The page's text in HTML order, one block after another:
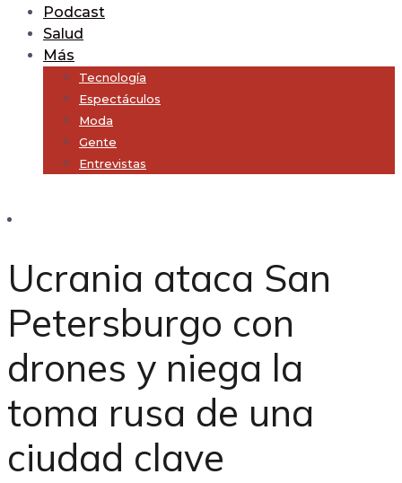
Podcast
Salud
Más
Tecnología
Espectáculos
Moda
Gente
Entrevistas
Ucrania ataca San
Petersburgo con
drones y niega la
toma rusa de una
ciudad clave